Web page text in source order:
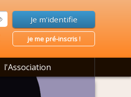
je me pré-inscris !
l'Association